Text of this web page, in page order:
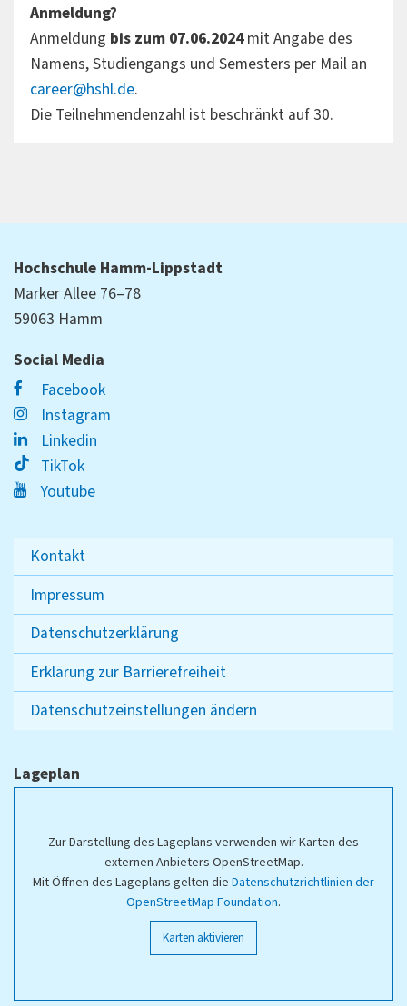
Anmeldung?
Anmeldung bis zum 07.06.2024mit Angabe des
Namens, Studiengangs und Semesters per Mail an
career@hshl.de.
Die Teilnehmendenzahl ist beschränkt auf 30.
Hochschule Hamm-Lippstadt
Marker Allee 76–78
59063 Hamm
Social Media
Facebook
Instagram
Linkedin
TikTok
Youtube
Kontakt
Impressum
Datenschutzerklärung
Erklärung zur Barrierefreiheit
Datenschutzeinstellungen ändern
Lageplan
Zur Darstellung des Lageplans verwenden wir Karten des
externen Anbieters OpenStreetMap.
Mit Öffnen des Lageplans gelten die Datenschutzrichtlinien der
OpenStreetMap Foundation.
Karten aktivieren